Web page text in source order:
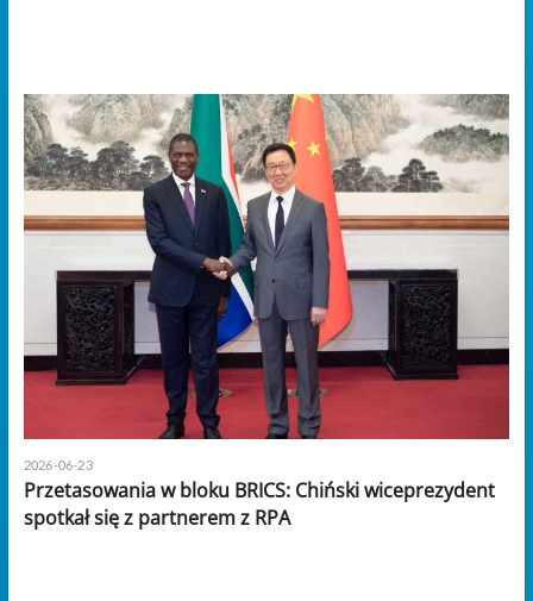
2026-06-23
Przetasowania w bloku BRICS: Chiński wiceprezydent
spotkał się z partnerem z RPA